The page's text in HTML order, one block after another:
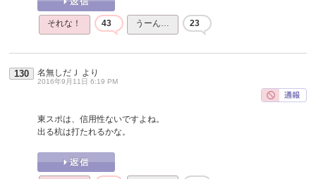
それな！ 43 うーん… 23
130 名無しだＪ より
2016年9月11日 6:19 PM
東スポは、信用性ないですよね。
出る杭は打たれるかな。